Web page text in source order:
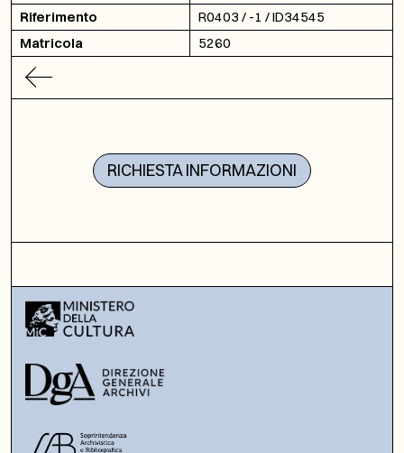
Riferimento
R0403 / -1 / ID34545
Matricola
5260
RICHIESTA INFORMAZIONI